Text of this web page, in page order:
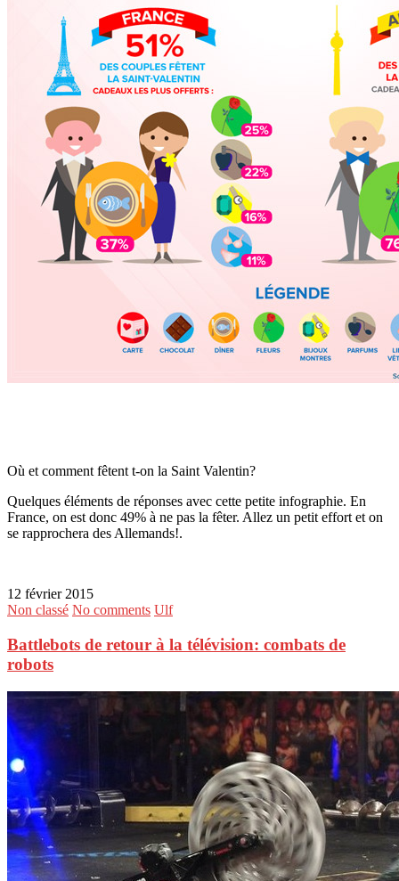
Où et comment fêtent t-on la Saint Valentin?
Quelques éléments de réponses avec cette petite infographie. En
France, on est donc 49% à ne pas la fêter. Allez un petit effort et on
se rapprochera des Allemands!.
12 février 2015
Non classé No comments Ulf
Battlebots de retour à la télévision: combats de
robots